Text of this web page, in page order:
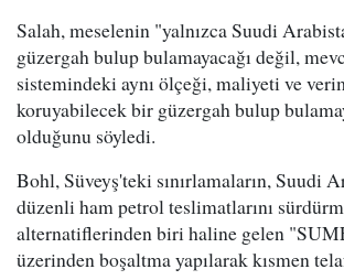
Salah, meselenin "yalnızca Suudi
güzergah bulup bulamayacağı değil,
sistemindeki aynı ölçeği, maliyeti ve
koruyabilecek bir güzergah bulup
olduğunu söyledi.
Bohl, Süveyş'teki sınırlamaların, Suudi
düzenli ham petrol teslimatlarını
alternatiflerinden biri haline gelen
üzerinden boşaltma yapılarak kısmen